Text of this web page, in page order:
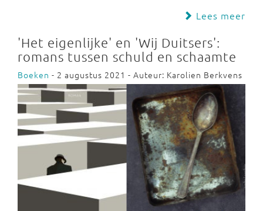
Lees meer
'Het eigenlijke' en 'Wij Duitsers':
romans tussen schuld en schaamte
Boeken - 2 augustus 2021 - Auteur: Karolien Berkvens